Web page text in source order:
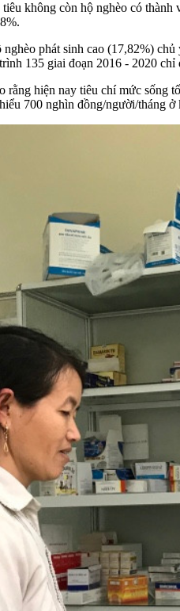
không còn hộ nghèo có
phát sinh cao (17,82%)
135 giai đoạn 2016 - 2020 chỉ
rằng hiện nay tiêu chí mức
700 nghìn đồng/người/tháng